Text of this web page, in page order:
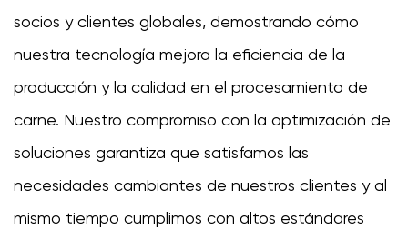
socios y clientes globales, demostrando cómo
nuestra tecnología mejora la eficiencia de la
producción y la calidad en el procesamiento de
carne. Nuestro compromiso con la optimización de
soluciones garantiza que satisfamos las
necesidades cambiantes de nuestros clientes y al
mismo tiempo cumplimos con altos estándares